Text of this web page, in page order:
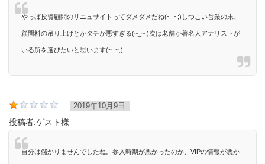
やっぱ投資顧問のリニュサイトってダメダメだね(~_~;)しつこい営業の末、
顧問料の吊り上げとかタチが悪すぎる(~_~;)次は老舗か著名人アナリストが
いる所を選びたいと思います(~_~;)
2019年10月9日
投稿者:ゲスト様
自分は儲かりませんでしたね。参入時期が悪かったのか、VIPの情報が悪か